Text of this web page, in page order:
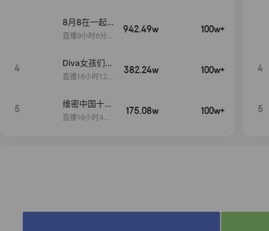
8月8在一起
生日献礼盛典
直播9小时6分1
942.49w 100w+
4
Diva女孩们集
合啦~意大利
直播16小时12
382.24w 100w+
5
维密中国十周
年 与你如此
直播16小时48
175.08w 100w+
4
5